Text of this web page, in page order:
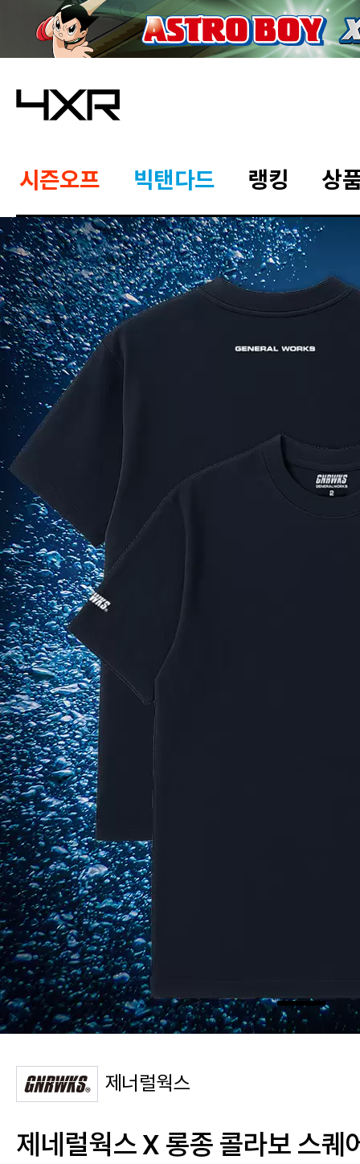
시즌오프 빅탠다드 랭킹 상
제너럴웍스
제네럴웍스 X 롱종 콜라보 스퀘